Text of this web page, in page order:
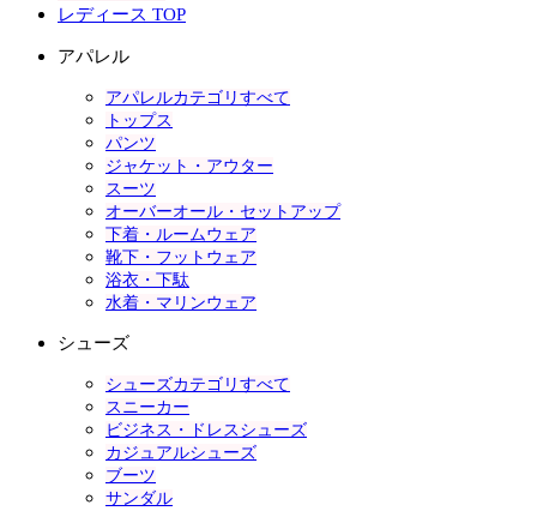
レディース TOP
アパレル
アパレルカテゴリすべて
トップス
パンツ
ジャケット・アウター
スーツ
オーバーオール・セットアップ
下着・ルームウェア
靴下・フットウェア
浴衣・下駄
水着・マリンウェア
シューズ
シューズカテゴリすべて
スニーカー
ビジネス・ドレスシューズ
カジュアルシューズ
ブーツ
サンダル